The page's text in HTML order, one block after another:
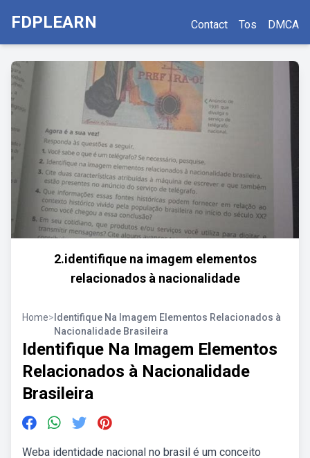
FDPLEARN Contact Tos DMCA
2.identifique na imagem elementos
relacionados à nacionalidade
Home> Identifique Na Imagem Elementos Relacionados à
Nacionalidade Brasileira
Identifique Na Imagem Elementos
Relacionados à Nacionalidade
Brasileira
Weba identidade nacional no brasil é um conceito